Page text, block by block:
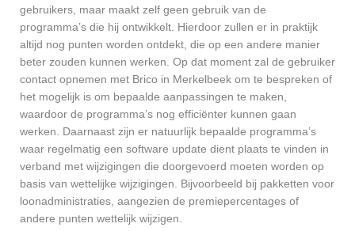
gebruikers, maar maakt zelf geen gebruik van de
programma’s die hij ontwikkelt. Hierdoor zullen er in praktijk
altijd nog punten worden ontdekt, die op een andere manier
beter zouden kunnen werken. Op dat moment zal de gebruiker
contact opnemen met Brico in Merkelbeek om te bespreken of
het mogelijk is om bepaalde aanpassingen te maken,
waardoor de programma’s nog efficiënter kunnen gaan
werken. Daarnaast zijn er natuurlijk bepaalde programma’s
waar regelmatig een software update dient plaats te vinden in
verband met wijzigingen die doorgevoerd moeten worden op
basis van wettelijke wijzigingen. Bijvoorbeeld bij pakketten voor
loonadministraties, aangezien de premiepercentages of
andere punten wettelijk wijzigen.